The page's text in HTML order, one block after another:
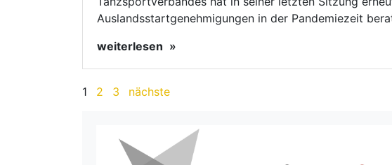
TBW News
MEHRERE KATEGORIEN
VERBAND |
Neue TSO und Aufstiegsregelung online